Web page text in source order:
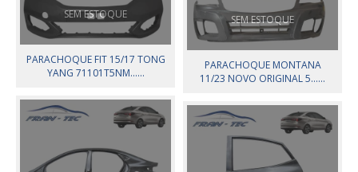
SEM ESTOQUE
PARACHOQUE FIT 15/17 TONG
YANG 71101T5NM......
SEM ESTOQUE
PARACHOQUE MONTANA
11/23 NOVO ORIGINAL 5......